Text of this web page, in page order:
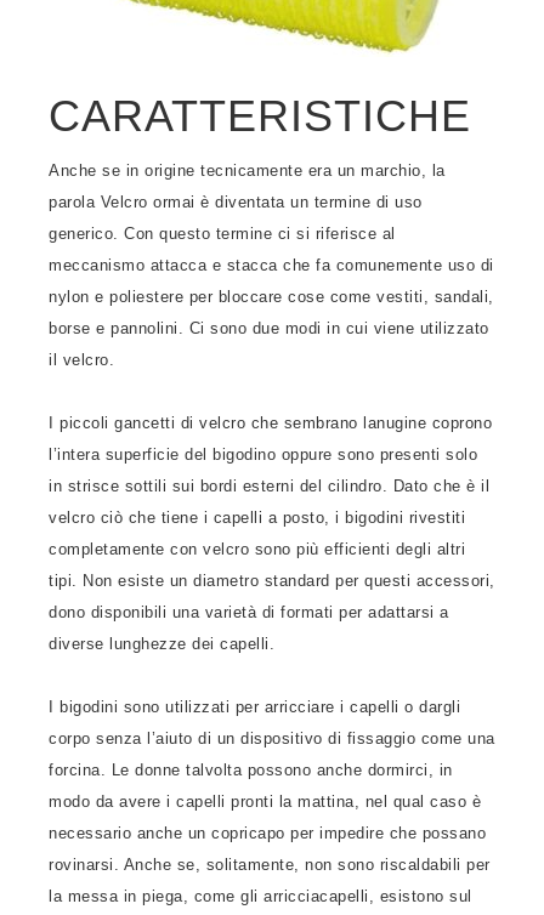
CARATTERISTICHE
Anche se in origine tecnicamente era un marchio, la
parola Velcro ormai è diventata un termine di uso
generico. Con questo termine ci si riferisce al
meccanismo attacca e stacca che fa comunemente uso di
nylon e poliestere per bloccare cose come vestiti, sandali,
borse e pannolini. Ci sono due modi in cui viene utilizzato
il velcro.
I piccoli gancetti di velcro che sembrano lanugine coprono
l’intera superficie del bigodino oppure sono presenti solo
in strisce sottili sui bordi esterni del cilindro. Dato che è il
velcro ciò che tiene i capelli a posto, i bigodini rivestiti
completamente con velcro sono più efficienti degli altri
tipi. Non esiste un diametro standard per questi accessori,
dono disponibili una varietà di formati per adattarsi a
diverse lunghezze dei capelli.
I bigodini sono utilizzati per arricciare i capelli o dargli
corpo senza l’aiuto di un dispositivo di fissaggio come una
forcina. Le donne talvolta possono anche dormirci, in
modo da avere i capelli pronti la mattina, nel qual caso è
necessario anche un copricapo per impedire che possano
rovinarsi. Anche se, solitamente, non sono riscaldabili per
la messa in piega, come gli arricciacapelli, esistono sul